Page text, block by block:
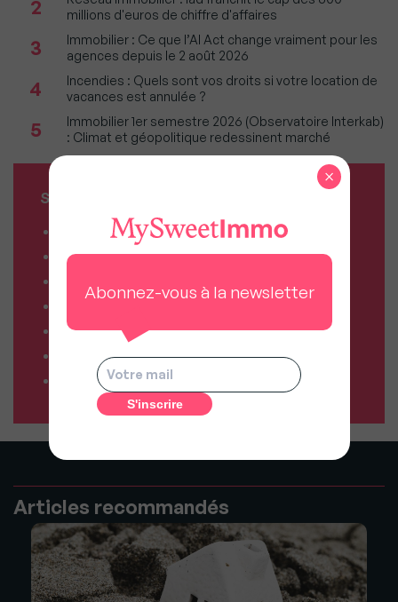
2
millions d'euros de chiffre d'affaires
3
Immobilier : Ce que l’AI Act change vraiment pour les
agences depuis le 2 août 2026
4
Incendies : Quels sont vos droits si votre location de
vacances est annulée ?
5
Immobilier 1er semestre 2026 (Observatoire Interkab)
: Climat et géopolitique redessinent marché
SERVICES MY SWEET'IMMO
Combien vaut mon bien ?
Combien puis-je emprunter ?
Comparateur d’offres déménagement
Résiliez vos abonnements facilement
Comparateur d’assurances
Articles recommandés
Abonnez-vous à la newsletter
×